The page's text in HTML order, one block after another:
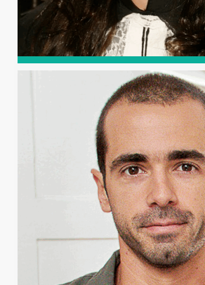
ANA BEATRIZ
JESUS
Graduada em Química pela
Viçosa, com mestrado e doutorado
mesma instituição. Realizou
Universidade Federal do Espírito